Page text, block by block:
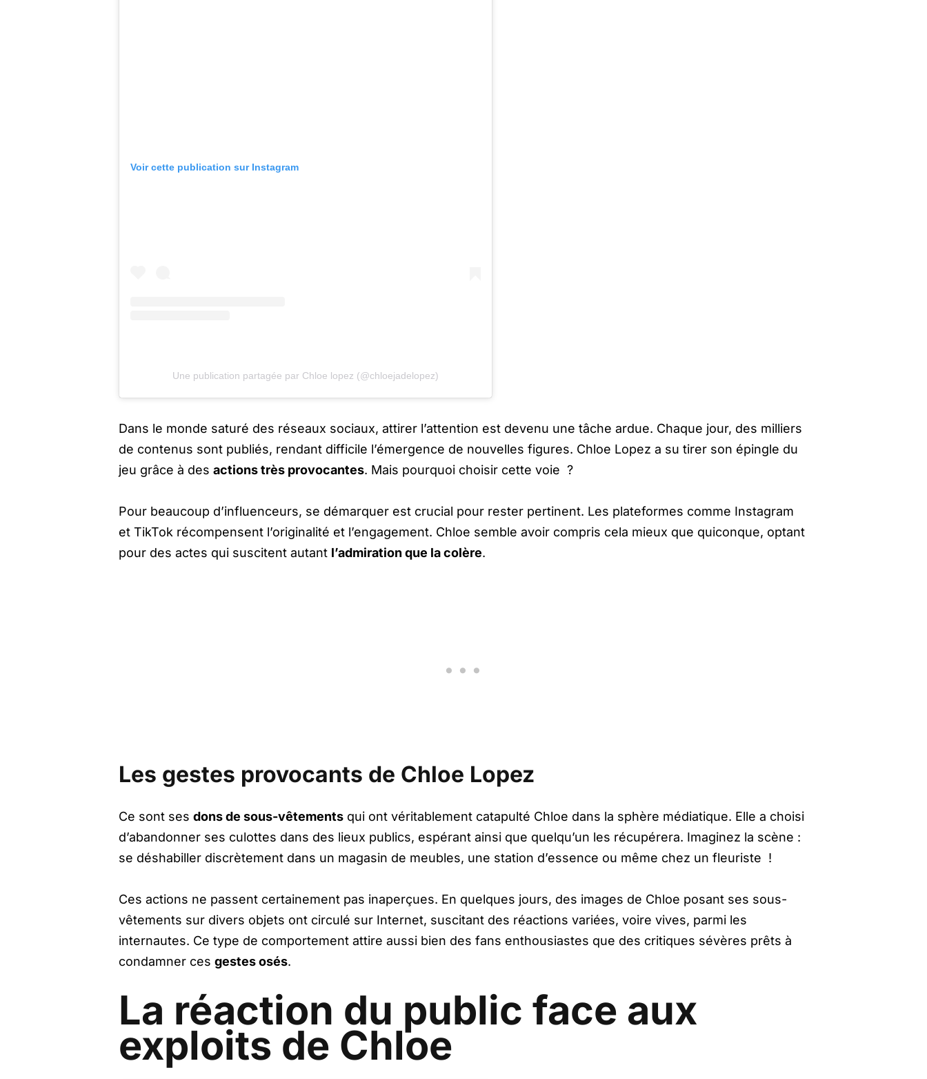
Voir cette publication sur Instagram
Une publication partagée par Chloe lopez (@chloejadelopez)
Dans le monde saturé des réseaux sociaux, attirer l’attention est devenu une tâche ardue. Chaque jour, des milliers
de contenus sont publiés, rendant difficile l’émergence de nouvelles figures. Chloe Lopez a su tirer son épingle du
jeu grâce à des actions très provocantes. Mais pourquoi choisir cette voie ?
Pour beaucoup d’influenceurs, se démarquer est crucial pour rester pertinent. Les plateformes comme Instagram
et TikTok récompensent l’originalité et l’engagement. Chloe semble avoir compris cela mieux que quiconque, optant
pour des actes qui suscitent autant l’admiration que la colère.
Les gestes provocants de Chloe Lopez
Ce sont ses dons de sous-vêtements qui ont véritablement catapulté Chloe dans la sphère médiatique. Elle a choisi
d’abandonner ses culottes dans des lieux publics, espérant ainsi que quelqu’un les récupérera. Imaginez la scène :
se déshabiller discrètement dans un magasin de meubles, une station d’essence ou même chez un fleuriste !
Ces actions ne passent certainement pas inaperçues. En quelques jours, des images de Chloe posant ses sous-
vêtements sur divers objets ont circulé sur Internet, suscitant des réactions variées, voire vives, parmi les
internautes. Ce type de comportement attire aussi bien des fans enthousiastes que des critiques sévères prêts à
condamner ces gestes osés.
La réaction du public face aux
exploits de Chloe